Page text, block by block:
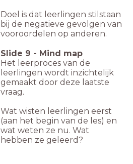
Doel is dat leerlingen stilstaan
bij de negatieve gevolgen van
vooroordelen op anderen.
Slide 9 - Mind map
Het leerproces van de
leerlingen wordt inzichtelijk
gemaakt door deze laatste
vraag.
Wat wisten leerlingen eerst
(aan het begin van de les) en
wat weten ze nu. Wat
hebben ze geleerd?